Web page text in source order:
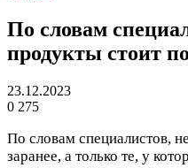
По словам
продукты стоит
23.12.2023
0 275
По словам специалистов,
заранее, а только те, у